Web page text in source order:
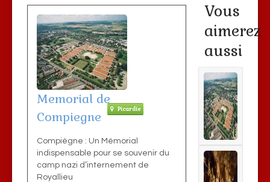
Memorial de
Compiegne
Picardie
Compiègne : Un Mémorial
indispensable pour se souvenir du
camp nazi d’internement de
Royallieu
Vous
aimerez
aussi